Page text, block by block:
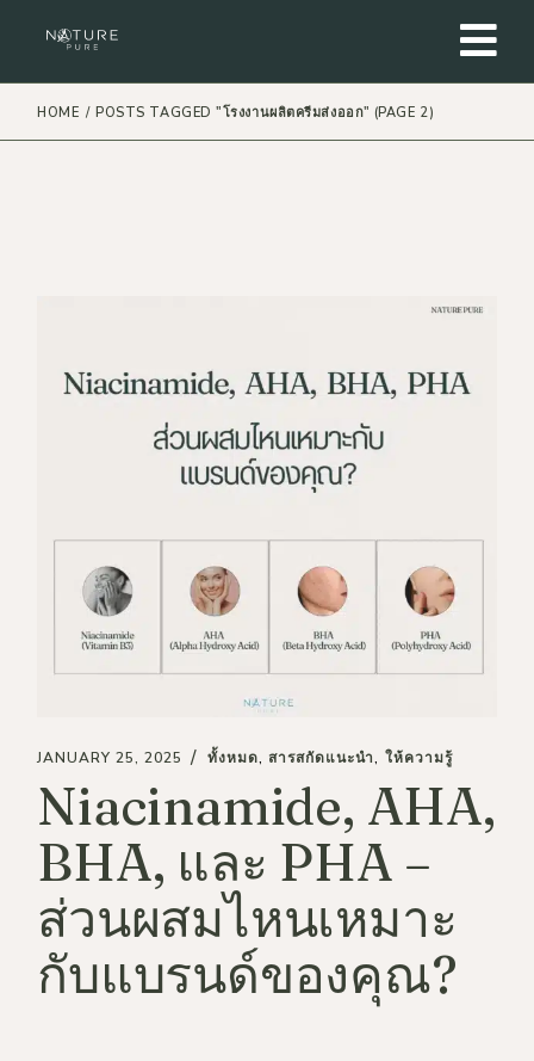
HOME POSTS TAGGED "โรงงานผลิตครีมส่งออก" (PAGE 2)
JANUARY 25, 2025 ทั้งหมด สารสกัดแนะนำ ให้ความรู้
Niacinamide, AHA,
BHA, และ PHA –
ส่วนผสมไหนเหมาะ
กับแบรนด์ของคุณ?